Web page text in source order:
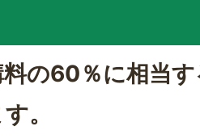
の60％に相当
。